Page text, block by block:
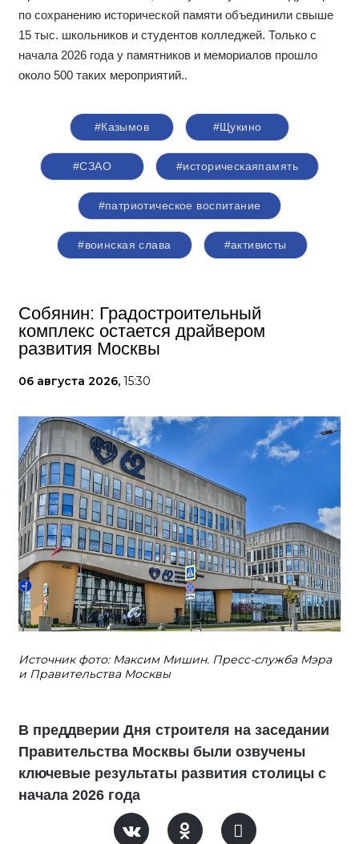
по сохранению исторической памяти объединили свыше
15 тыс. школьников и студентов колледжей. Только с
начала 2026 года у памятников и мемориалов прошло
около 500 таких мероприятий..
#Казымов #Щукино
#СЗАО #историческаяпамять
#патриотическое воспитание
#воинская слава #активисты
Собянин: Градостроительный
комплекс остается драйвером
развития Москвы
06 августа 2026, 15:30
Источник фото: Максим Мишин. Пресс-служба Мэра
и Правительства Москвы
В преддверии Дня строителя на заседании
Правительства Москвы были озвучены
ключевые результаты развития столицы с
начала 2026 года